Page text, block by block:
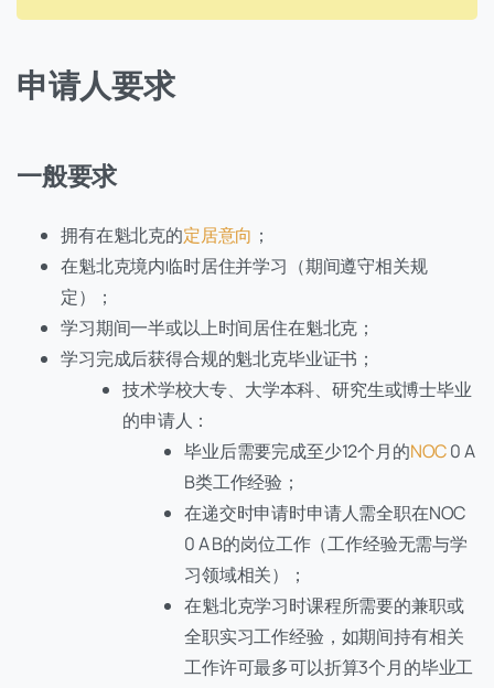
申请人要求
一般要求
拥有在魁北克的定居意向 ；
在魁北克境内临时居住并学习（期间遵守相关规
定）；
学习期间一半或以上时间居住在魁北克；
学习完成后获得合规的魁北克毕业证书；
技术学校大专、大学本科、研究生或博士毕业
的申请人：
毕业后需要完成至少12个月的NOC0 A
B类工作经验；
在递交时申请时申请人需全职在NOC
0 A B的岗位工作（工作经验无需与学
习领域相关）；
在魁北克学习时课程所需要的兼职或
全职实习工作经验，如期间持有相关
工作许可最多可以折算3个月的毕业工